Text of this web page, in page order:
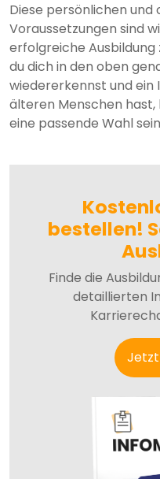
Diese persönlichen
Voraussetzungen sind
erfolgreiche
du dich in den oben
wiedererkennst und
älteren Menschen
eine passende Wahl
bestellen!
Finde die
detaillierten